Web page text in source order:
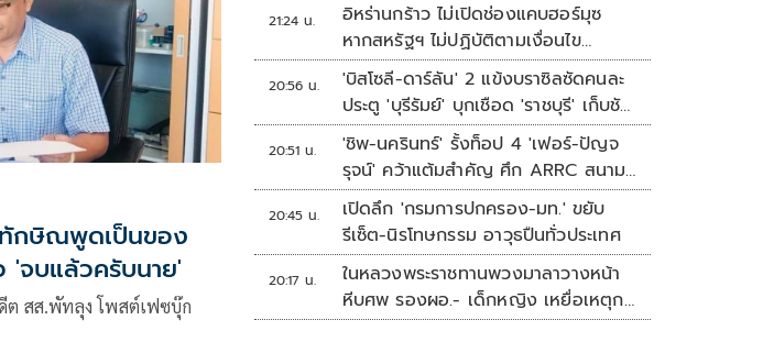
กษิณพูดเป็นของ
'จบแล้วครับนาย'
สส.พัทลุง โพสต์เฟซบุ๊ก
21:24 น.
อิหร่านกร้าว ไม่เปิดช่องแคบฮอร์มุซ
หากสหรัฐฯ ไม่ปฏิบัติตามเงื่อนไข
ทั้งหมด
20:56 น.
'บิสโซลี-ดาร์ลัน' 2 แข้งบราซิลซัดคนละ
ประตู 'บุรีรัมย์' บุกเชือด 'ราชบุรี' เก็บชัย
อุ่นเครื่อง 4 นัดรวด
20:51 น.
'ชิพ-นครินทร์' รั้งท็อป 4 'เฟอร์-ปัญจ
รุจน์' คว้าแต้มสำคัญ ศึก ARRC สนาม
4 เรซ 2
20:45 น.
เปิดลึก 'กรมการปกครอง-มท.' ขยับ
รีเซ็ต-นิรโทษกรรม อาวุธปืนทั่วประเทศ
20:17 น.
ในหลวงพระราชทานพวงมาลาวางหน้า
หีบศพ รองผอ.- เด็กหญิง เหยื่อเหตุก
ราดยิง